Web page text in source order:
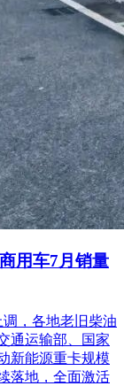
用车7月销量
，各地老旧柴油
通运输部、国家
新能源重卡规模
落地，全面激活